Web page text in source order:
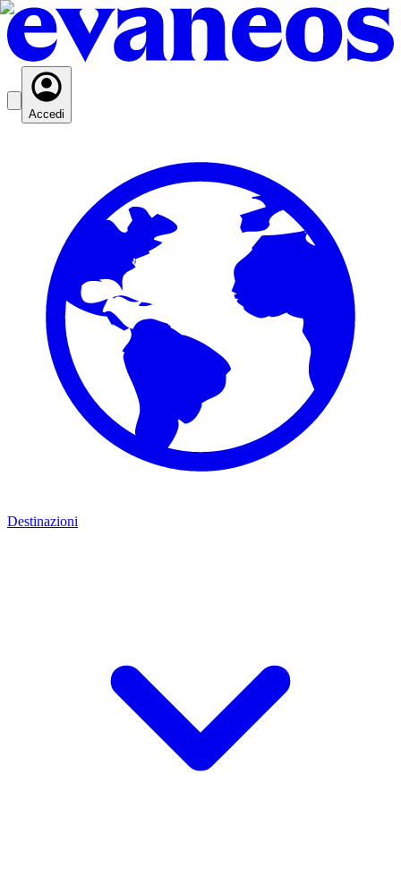
Accedi
Destinazioni